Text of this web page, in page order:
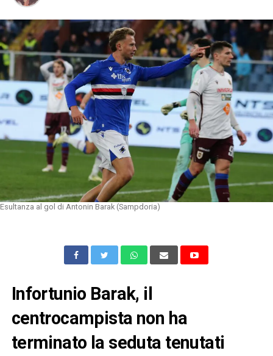
Esultanza al gol di Antonin Barak (Sampdoria)
Infortunio Barak, il
centrocampista non ha
terminato la seduta tenutati